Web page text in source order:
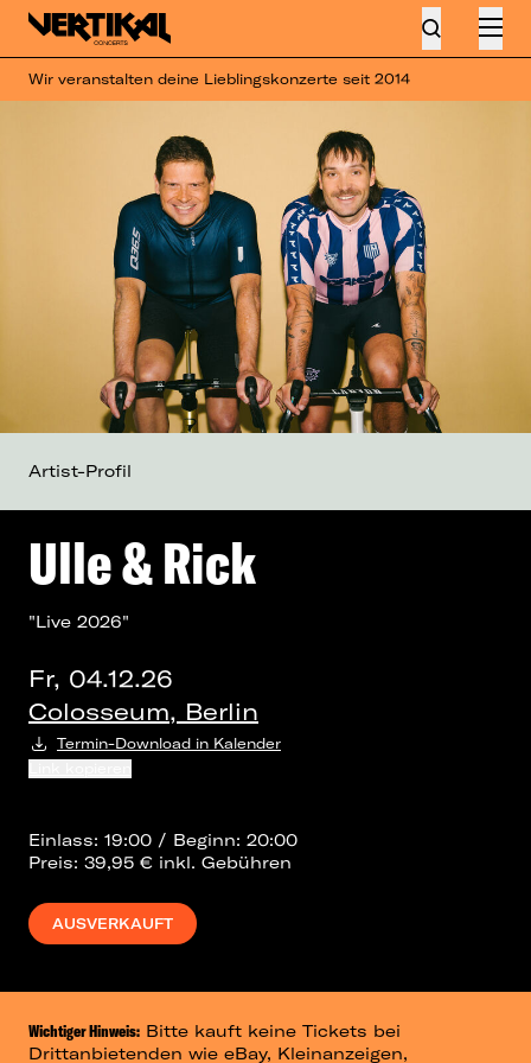
Wir veranstalten deine Lieblingskonzerte seit 2014
Ulle & Rick
"Live 2026"
Fr, 04.12.26
Colosseum, Berlin
Termin-Download in Kalender
Einlass: 19:00 / Beginn: 20:00
Preis: 39,95 € inkl. Gebühren
AUSVERKAUFT
Artist-Profil
Wichtiger Hinweis: Bitte kauft keine Tickets bei
Drittanbietenden wie eBay, Kleinanzeigen,